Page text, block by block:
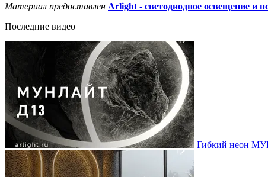
Материал предоставлен Arlight - светодиодное освещение и
Последние видео
Гибкий неон